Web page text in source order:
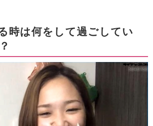
時は何をして過ごしてい